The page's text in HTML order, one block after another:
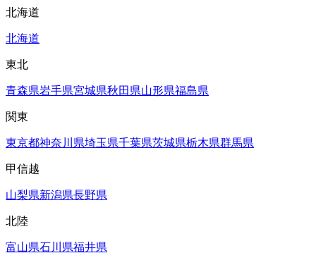
北海道
北海道
東北
青森県岩手県宮城県秋田県山形県福島県
関東
東京都神奈川県埼玉県千葉県茨城県栃木県群馬県
甲信越
山梨県新潟県長野県
北陸
富山県石川県福井県